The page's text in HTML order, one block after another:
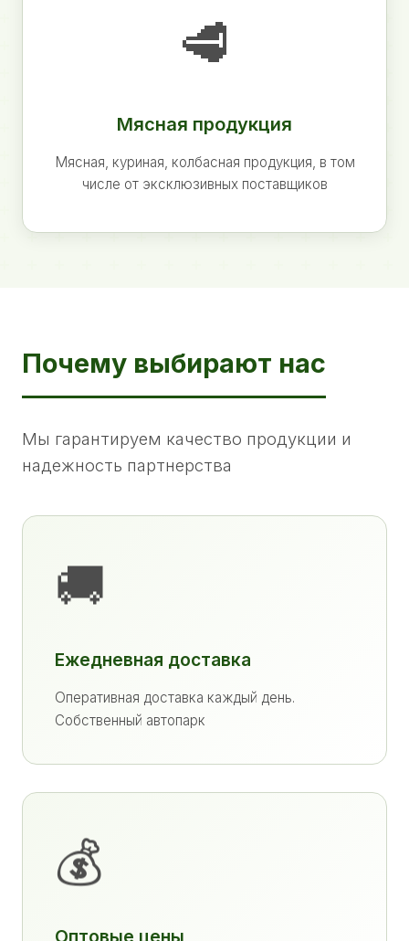
🥩
Мясная продукция
Мясная, куриная, колбасная продукция, в том
числе от эксклюзивных поставщиков
Почему выбирают нас
Мы гарантируем качество продукции и
надежность партнерства
🚚
Ежедневная доставка
Оперативная доставка каждый день.
Собственный автопарк
💰
Оптовые цены